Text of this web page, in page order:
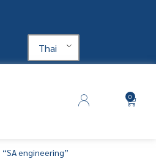
Thai
0
engineering”